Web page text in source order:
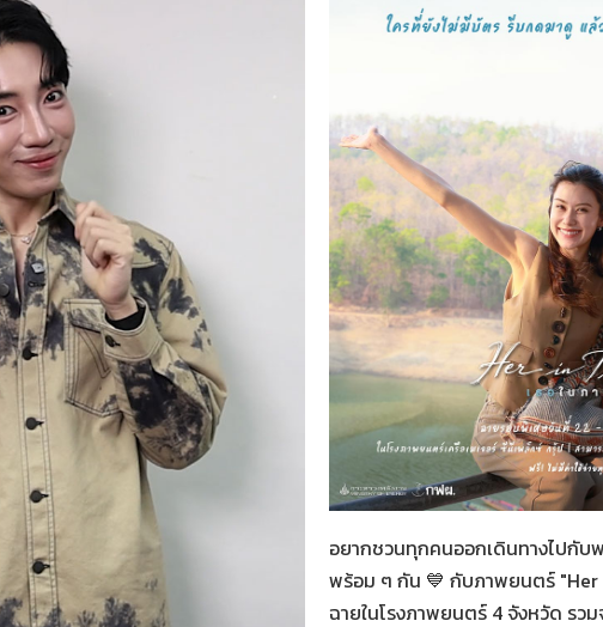
Her in Frame เธอในภาพนั้น
07-08-2569
Her in
อยากชวนทุกคนออกเดินทางไปกับพ
พร้อม ๆ กัน 💙 กับภาพยนตร์ "Her
ฉายในโรงภาพยนตร์ 4 จังหวัด รว